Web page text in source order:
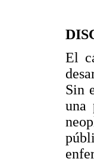
El
Sin
una